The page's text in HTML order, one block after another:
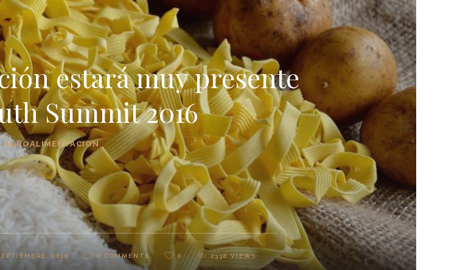
estará muy presente
Summit 2016
AGROALIMENTACION
2016 0 COMMENTS 0 2338 VIEWS